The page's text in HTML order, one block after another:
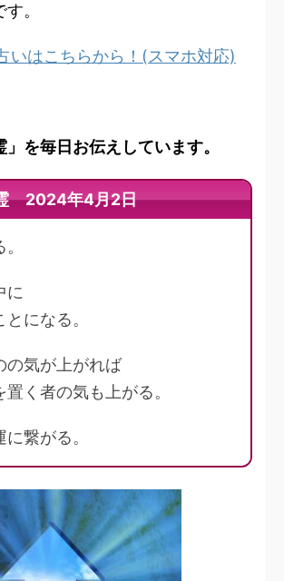
。
いはこちらから！(スマホ対応)
」を毎日お伝えしています。
2024年4月2日
に
になる。
の気が上がれば
く者の気も上がる。
繋がる。